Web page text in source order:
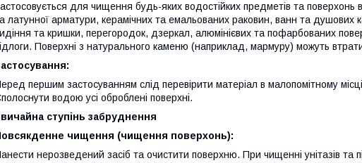
для чищення будь-яких водостійких предметів та
латунної арматури, керамічних та емальованих раковин, ванн та душових
та кришки, перегородок, дзеркал, алюмінієвих та пофарбованих
Поверхні з натурального каменю (наприклад, мармуру) можуть
першим застосуванням слід перевірити матеріал в малопомітному
водою усі оброблені поверхні.
ступінь забруднення
чищення (чищення поверхонь):
нерозведений засіб та очистити поверхню. При чищенні унітазів та